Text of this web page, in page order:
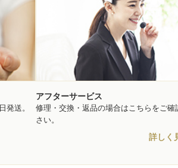
発送。
アフターサービス
修理・交換・返品の場合はこちらをご確
さい。
詳しく